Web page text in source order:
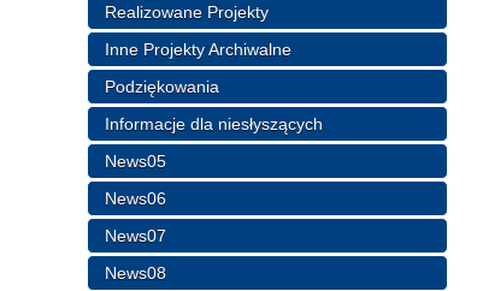
Realizowane Projekty
Inne Projekty Archiwalne
Podziękowania
Informacje dla niesłyszących
News05
News06
News07
News08